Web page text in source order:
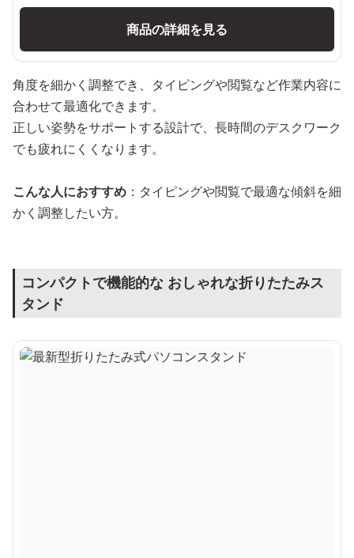
商品の詳細を見る
角度を細かく調整でき、タイピングや閲覧など作業内容に
合わせて最適化できます。
正しい姿勢をサポートする設計で、長時間のデスクワーク
でも疲れにくくなります。
こんな人におすすめ ：タイピングや閲覧で最適な傾斜を細
かく調整したい方。
コンパクトで機能的な おしゃれな折りたたみス
タンド